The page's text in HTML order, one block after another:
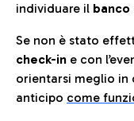
individuare il
Se non è stato
check-in e con
orientarsi meglio in
anticipo come